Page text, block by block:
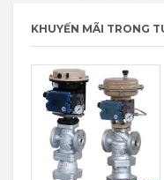
KHUYẾN MÃI TRONG